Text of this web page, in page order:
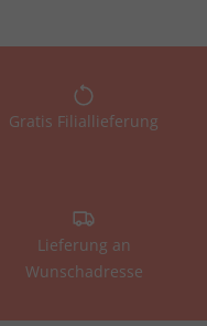
Gratis Filiallieferung
Lieferung an
Wunschadresse